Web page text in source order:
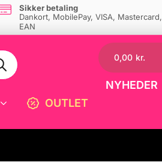
Sikker betaling
Dankort, MobilePay, VISA, Mastercard,
EAN
OUTLET
0,00 kr.
NYHEDER